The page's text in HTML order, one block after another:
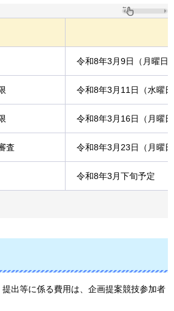
令和8年3月9日（月曜日
令和8年3月11日（水曜
令和8年3月16日（月曜
査 令和8年3月23日（月曜
令和8年3月下旬予定
出等に係る費用は、企画提案競技参加者